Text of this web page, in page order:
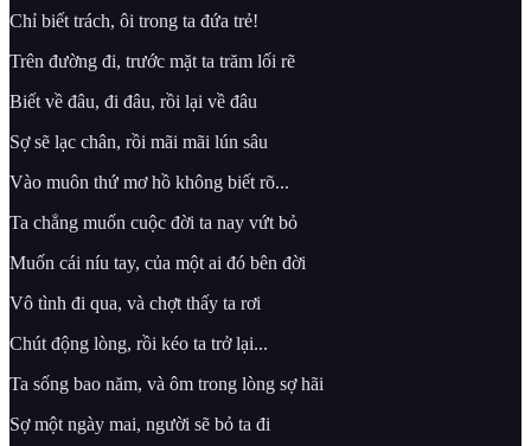
Chỉ biết trách, ôi trong ta đứa trẻ!
Trên đường đi, trước mặt ta trăm lối rẽ
Biết về đâu, đi đâu, rồi lại về đâu
Sợ sẽ lạc chân, rồi mãi mãi lún sâu
Vào muôn thứ mơ hồ không biết rõ...
Ta chẳng muốn cuộc đời ta nay vứt bỏ
Muốn cái níu tay, của một ai đó bên đời
Vô tình đi qua, và chợt thấy ta rơi
Chút động lòng, rồi kéo ta trở lại...
Ta sống bao năm, và ôm trong lòng sợ hãi
Sợ một ngày mai, người sẽ bỏ ta đi